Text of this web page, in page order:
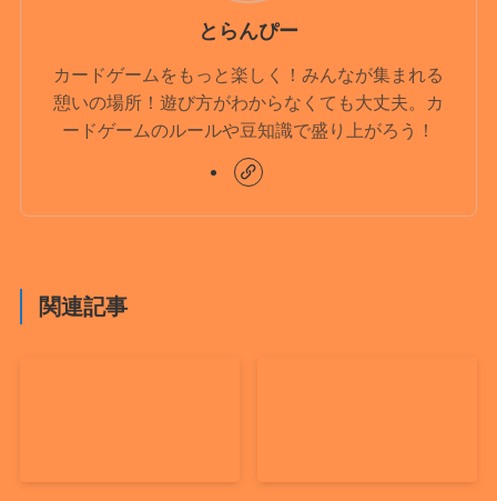
とらんぴー
カードゲームをもっと楽しく！みんなが集まれる
憩いの場所！遊び方がわからなくても大丈夫。カ
ードゲームのルールや豆知識で盛り上がろう！
関連記事